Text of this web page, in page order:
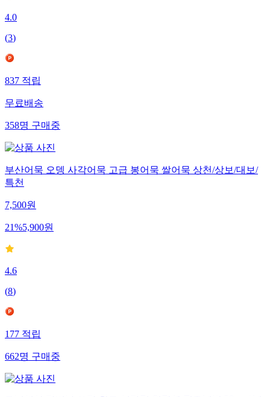
4.0
(3)
837 적립
무료배송
358명 구매중
부산어묵 오뎅 사각어묵 고급 봉어묵 쌀어묵 상천/상보/대보/
특천
7,500원
21%5,900원
4.6
(8)
177 적립
662명 구매중